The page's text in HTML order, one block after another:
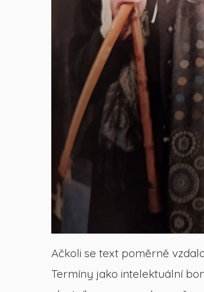
Ačkoli se text poměrně
Termíny jako intelektuální